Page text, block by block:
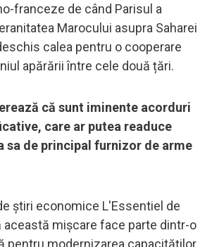
franceze de când Parisul a
Marocului asupra Saharei
calea pentru o cooperare
apărării între cele două țări.
că sunt iminente acorduri
care ar putea readuce
sa de principal furnizor de arme
știri economice L'Essentiel de
această mișcare face parte dintr-o
pentru modernizarea capacităților